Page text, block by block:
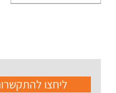
ליחצו